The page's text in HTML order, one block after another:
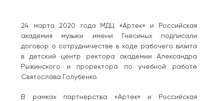
24 марта 2020 года МДЦ «Артек» и Российская
академия музыки имени Гнесиных подписали
договор о сотрудничестве в ходе рабочего визита
в детский центр ректора академии Александра
Рыжинского и проректора по учебной работе
Святослава Голубенко.
В рамках партнерства «Артек» и Российская